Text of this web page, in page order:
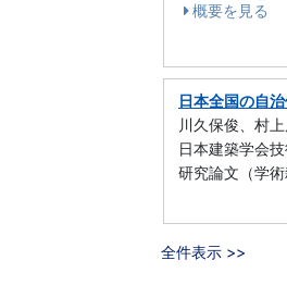
概要を見る
日本全国の自
川久保俊、村
日本建築学会
研究論文（学
全件表示 >>